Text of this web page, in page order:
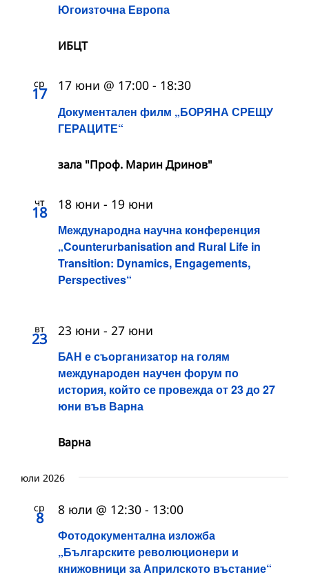
Югоизточна Европа
ИБЦТ
ср
17
Документален филм „БОРЯНА СРЕЩУ
ГЕРАЦИТЕ“
17 юни @ 17:00 - 18:30
зала "Проф. Марин Дринов"
чт
18
Международна научна конференция
„Counterurbanisation and Rural Life in
Transition: Dynamics, Engagements,
Perspectives“
18 юни - 19 юни
вт
23
БАН е съорганизатор на голям
международен научен форум по
история, който се провежда от 23 до 27
юни във Варна
23 юни - 27 юни
Варна
юли 2026
ср
8
Фотодокументална изложба
„Българските революционери и
книжовници за Априлското въстание“
8 юли @ 12:30 - 13:00